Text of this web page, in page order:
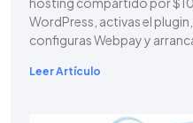
WordPress, activas el
configuras Webpay y
Leer Artículo